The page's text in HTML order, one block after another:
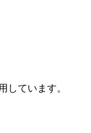
しています。